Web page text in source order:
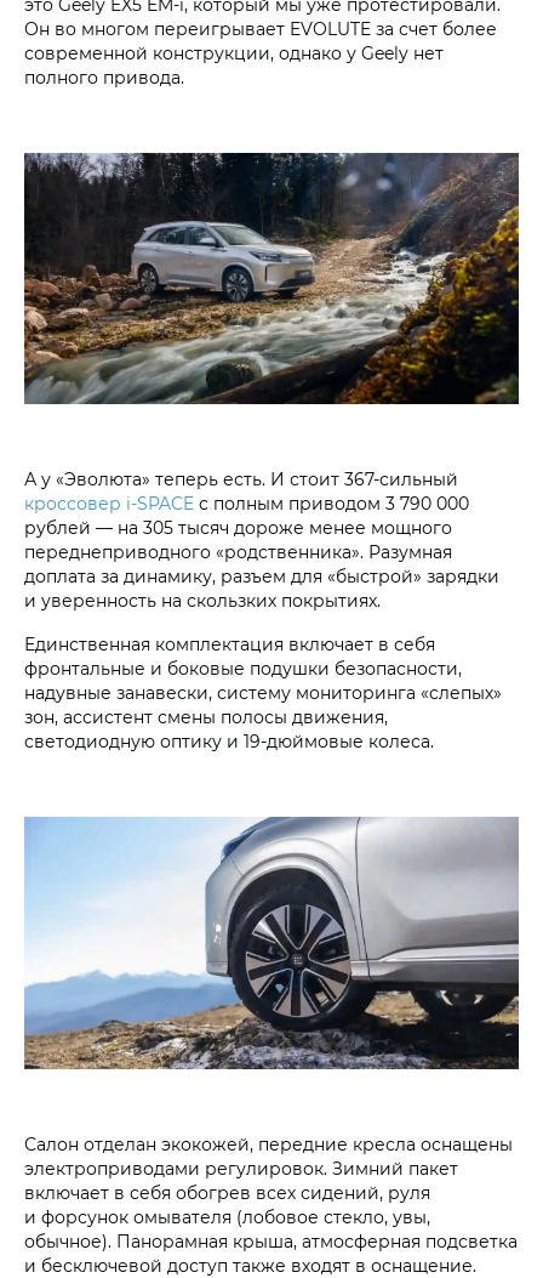
Он во многом переигрывает EVOLUTE за счет более
современной конструкции, однако у Geely нет
полного привода.
А у «Эволюта» теперь есть. И стоит 367-сильный
кроссовер i‑SPACE с полным приводом 3 790 000
рублей — на 305 тысяч дороже менее мощного
переднеприводного «родственника». Разумная
доплата за динамику, разъем для «быстрой» зарядки
и уверенность на скользких покрытиях.
Единственная комплектация включает в себя
фронтальные и боковые подушки безопасности,
надувные занавески, систему мониторинга «слепых»
зон, ассистент смены полосы движения,
светодиодную оптику и 19-дюймовые колеса.
Салон отделан экокожей, передние кресла оснащены
электроприводами регулировок. Зимний пакет
включает в себя обогрев всех сидений, руля
и форсунок омывателя (лобовое стекло, увы,
обычное). Панорамная крыша, атмосферная подсветка
и бесключевой доступ также входят в оснащение.